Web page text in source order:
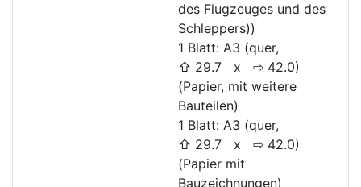
des Flugzeuges und des
Schleppers))
1 Blatt: A3 (quer,
⇧ 29.7 x ⇨ 42.0)
(Papier, mit weitere
Bauteilen)
1 Blatt: A3 (quer,
⇧ 29.7 x ⇨ 42.0)
(Papier mit
Bauzeichnungen)